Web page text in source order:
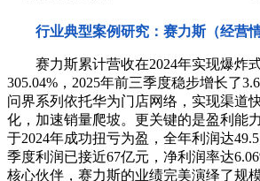
行业典型案例研究：赛力斯（经营情
赛力斯累计营收在2024年实现爆炸
305.04%，2025年前三季度稳步增长了
问界系列依托华为门店网络，实现渠道
化，加速销量爬坡。更关键的是盈利能
于2024年成功扭亏为盈，全年利润达
季度利润已接近67亿元，净利润率达
核心伙伴，赛力斯的业绩完美演绎了规